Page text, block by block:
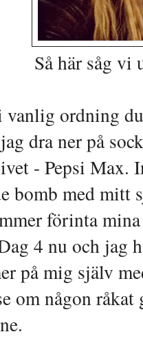
Så här såg vi
ordning
dra ner på
- Pepsi Max.
bomb med mitt
förinta
4 nu och jag
på mig själv
om någon